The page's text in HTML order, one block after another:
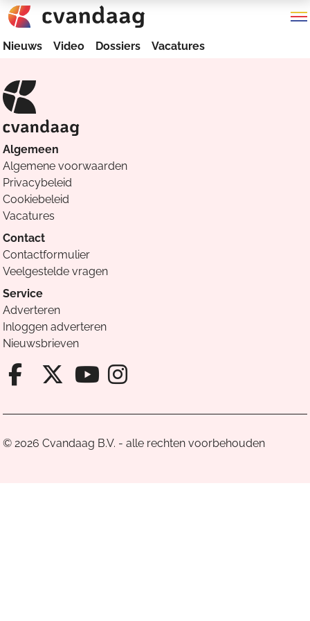
Nieuws Video Dossiers Vacatures
Algemeen
Algemene voorwaarden
Privacybeleid
Cookiebeleid
Vacatures
Contact
Contactformulier
Veelgestelde vragen
Service
Adverteren
Inloggen adverteren
Nieuwsbrieven
Facebook van Cvandaag
X van Cvandaag
Instagram van
© 2026 Cvandaag B.V. - alle rechten voorbehouden